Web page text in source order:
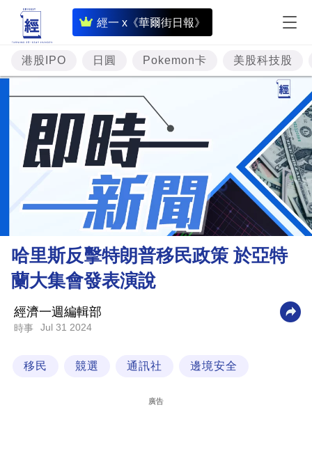
經一 x《華爾街日報》
即
時
財
經
專
題
投
資
樓
市
財
商
業
科
港股IPO 日圓 Pokemon卡 美股科技股
哈里斯反擊特朗普移民政策 於亞特
蘭大集會發表演說
經濟一週編輯部
時事 Jul 31 2024
移民 競選 通訊社 邊境安全
廣告